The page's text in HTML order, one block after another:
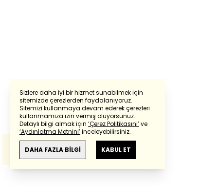
Sizlere daha iyi bir hizmet sunabilmek için
sitemizde çerezlerden faydalanıyoruz.
Sitemizi kullanmaya devam ederek çerezleri
kullanmamıza izin vermiş oluyorsunuz.
Detaylı bilgi almak için ‘Çerez Politikasını’ve
‘Aydınlatma Metnini’inceleyebilirsiniz.
DAHA FAZLA BİLGİ KABUL ET
Powered by Translate
Bu çevirideGoogle Transletekullanılmıştır.
Anlam ve çeviri hatalarından
haberturk.com
sorumlu değildir.